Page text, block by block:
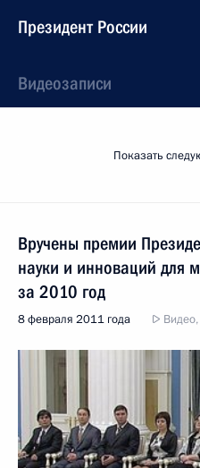
Президент России
Видеозаписи
Показать
Вручены премии
науки и инноваций для
за 2010 год
8 февраля 2011 года